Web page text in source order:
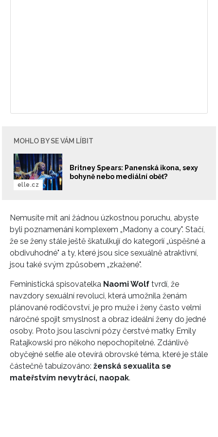
MOHLO BY SE VÁM LÍBIT
Britney Spears: Panenská ikona, sexy
bohyně nebo mediální oběť?
elle.cz
Nemusíte mít ani žádnou úzkostnou poruchu, abyste
byli poznamenáni komplexem „Madony a coury". Stačí,
že se ženy stále ještě škatulkují do kategorií „úspěšné a
obdivuhodné" a ty, které jsou sice sexuálně atraktivní,
jsou také svým způsobem „zkažené".
Feministická spisovatelka Naomi Wolf tvrdí, že
navzdory sexuální revoluci, která umožnila ženám
plánované rodičovství, je pro muže i ženy často velmi
náročné spojit smyslnost a obraz ideální ženy do jedné
osoby. Proto jsou lascivní pózy čerstvé matky Emily
Ratajkowski pro někoho nepochopitelné. Zdánlivě
obyčejné selfie ale otevírá obrovské téma, které je stále
částečně tabuizováno: ženská sexualita se
mateřstvím nevytrácí, naopak.